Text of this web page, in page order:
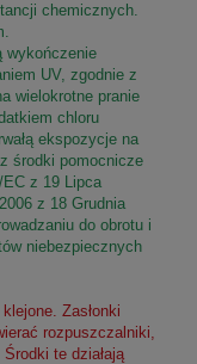
chemicznych.
wykończenie
UV, zgodnie z
wielokrotne pranie
chloru
ekspozycje na
środki pomocnicze
EC z 19 Lipca
z 18 Grudnia
do obrotu i
niebezpiecznych
Zasłonki
rozpuszczalniki,
te działają